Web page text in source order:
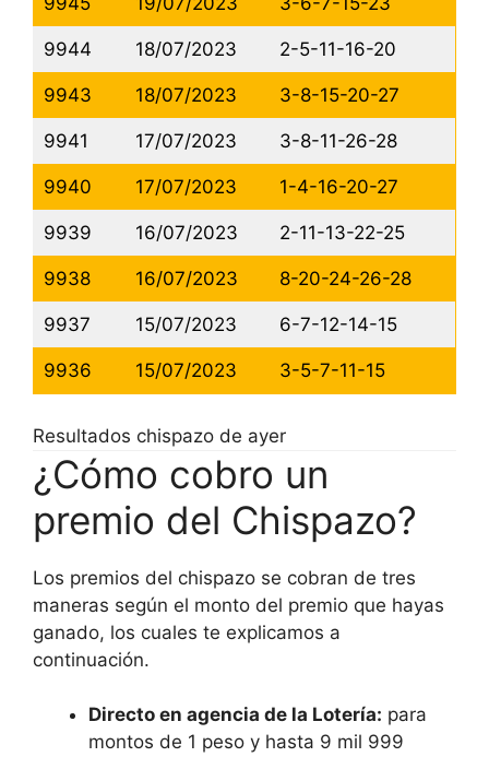
9944 18/07/2023 2-5-11-16-20
9943 18/07/2023 3-8-15-20-27
9941 17/07/2023 3-8-11-26-28
9940 17/07/2023 1-4-16-20-27
9939 16/07/2023 2-11-13-22-25
9938 16/07/2023 8-20-24-26-28
9937 15/07/2023 6-7-12-14-15
9936 15/07/2023 3-5-7-11-15
Resultados chispazo de ayer
¿Cómo cobro un
premio del Chispazo?
Los premios del chispazo se cobran de tres
maneras según el monto del premio que hayas
ganado, los cuales te explicamos a
continuación.
Directo en agencia de la Lotería: para
montos de 1 peso y hasta 9 mil 999